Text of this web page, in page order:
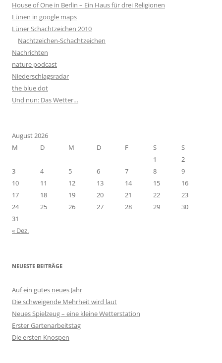
House of One in Berlin – Ein Haus für drei Religionen
Lünen in google maps
Lüner Schachtzeichen 2010
Nachtzeichen-Schachtzeichen
Nachrichten
nature podcast
Niederschlagsradar
the blue dot
Und nun: Das Wetter…
August 2026
M
D M D F S
S
1
2
3
4 5 6 7 8
9
10
11 12 13 14 15
16
17
18 19 20 21 22
23
24
25 26 27 28 29
30
31
« Dez.
NEUESTE BEITRÄGE
Auf ein gutes neues Jahr
Die schweigende Mehrheit wird laut
Neues Spielzeug – eine kleine Wetterstation
Erster Gartenarbeitstag
Die ersten Knospen